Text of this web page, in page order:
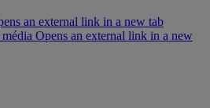
an external link in a new tab
média Opens an external link in a new